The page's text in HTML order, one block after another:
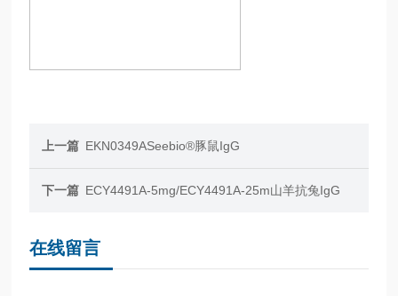
上一篇 EKN0349ASeebio®豚鼠IgG
下一篇 ECY4491A-5mg/ECY4491A-25m山羊抗兔IgG
在线留言